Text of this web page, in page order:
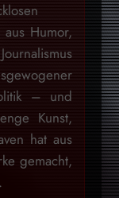
Humor,
– und
Kunst,
hat aus
gemacht,